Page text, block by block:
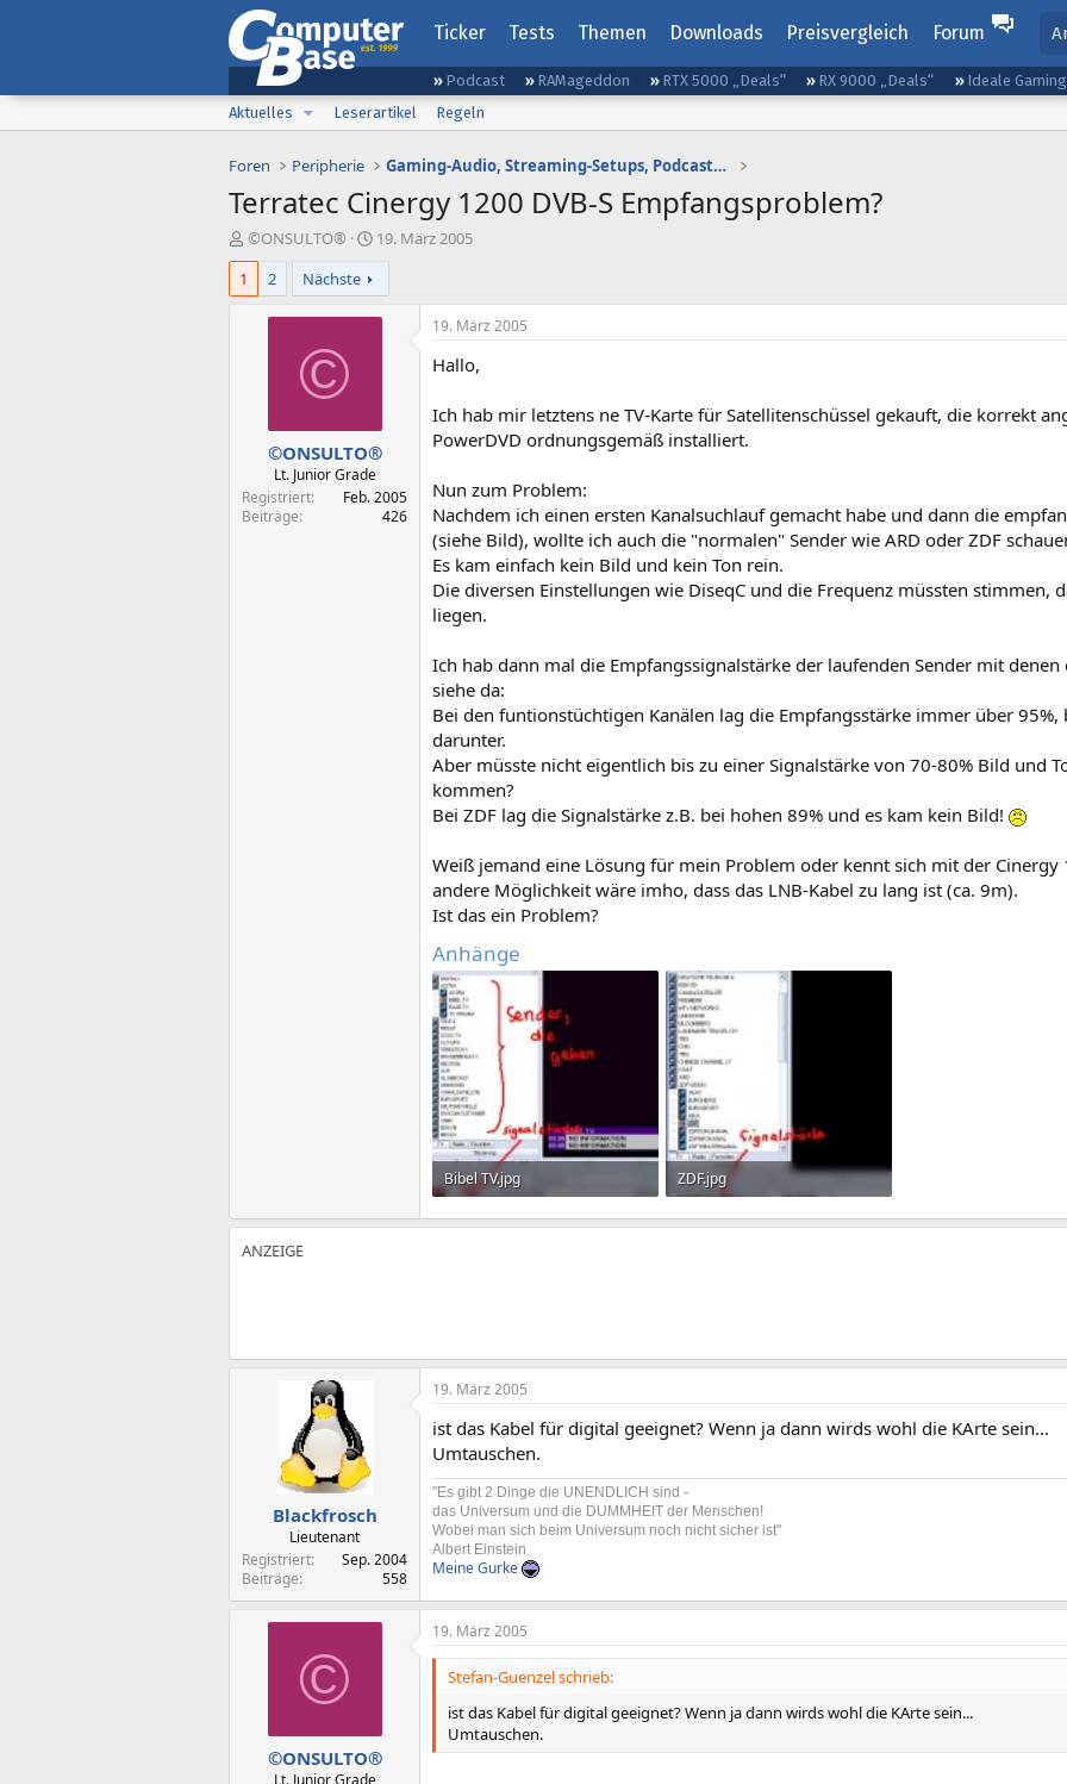
Ticker Tests Themen Downloads Preisvergleich Forum
Podcast RAMageddon RTX 5000 „Deals“ RX 9000 „Deals“
Ideale
Aktuelles
Leserartikel Regeln
Foren Peripherie Gaming-Audio, Streaming-Setups, Podcasting etc.
Terratec Cinergy 1200 DVB-S Empfangsproblem?
E
r
t
©ONSULTO®
E
r
t
e
m
19. März 2005
1
2 Nächste
©
©ONSULTO®
Lt. Junior Grade
Registriert
Feb. 2005
Beiträge
426
19. März 2005
Hallo,
Ich hab mir letztens ne TV-Karte für Satellitenschüssel gekauft, die korrekt
PowerDVD ordnungsgemäß installiert.
Nun zum Problem:
Nachdem ich einen ersten Kanalsuchlauf gemacht habe und dann die
(siehe Bild), wollte ich auch die "normalen" Sender wie ARD oder ZDF
Es kam einfach kein Bild und kein Ton rein.
Die diversen Einstellungen wie DiseqC und die Frequenz müssten stimmen,
liegen.
Ich hab dann mal die Empfangssignalstärke der laufenden Sender mit
siehe da:
Bei den funtionstüchtigen Kanälen lag die Empfangsstärke immer über
darunter.
Aber müsste nicht eigentlich bis zu einer Signalstärke von 70-80% Bild und
kommen?
Bei ZDF lag die Signalstärke z.B. bei hohen 89% und es kam kein Bild!
Weiß jemand eine Lösung für mein Problem oder kennt sich mit der Cinergy
andere Möglichkeit wäre imho, dass das LNB-Kabel zu lang ist (ca. 9m).
Ist das ein Problem?
Anhänge
Bibel TV.jpg
52,2 KB · Aufrufe: 297
ZDF.jpg
43,5 KB · Aufrufe: 316
Blackfrosch
Lieutenant
Registriert
Sep. 2004
Beiträge
558
19. März 2005
ist das Kabel für digital geeignet? Wenn ja dann wirds wohl die KArte sein...
Umtauschen.
"Es gibt 2 Dinge die UNENDLICH sind -
das Universum und die DUMMHEIT der Menschen!
Wobei man sich beim Universum noch nicht sicher ist"
Albert Einstein
Meine Gurke
©
©ONSULTO®
Lt. Junior Grade
19. März 2005
Stefan-Guenzel schrieb:
ist das Kabel für digital geeignet? Wenn ja dann wirds wohl die KArte sein...
Umtauschen.